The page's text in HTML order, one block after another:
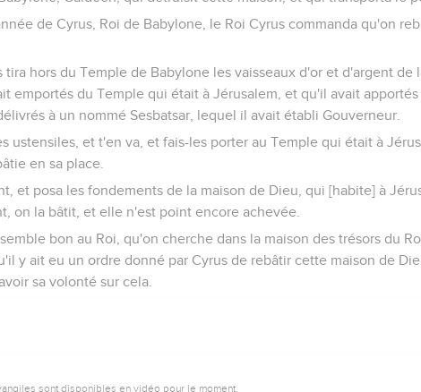
de Cyrus, Roi de Babylone, le Roi Cyrus commanda qu'on
tira hors du Temple de Babylone les vaisseaux d'or et d'argent de
emportés du Temple qui était à Jérusalem, et qu'il avait
à un nommé Sesbatsar, lequel il avait établi Gouverneur.
ustensiles, et t'en va, et fais-les porter au Temple qui était à
en sa place.
et posa les fondements de la maison de Dieu, qui [habite] à
on la bâtit, et elle n'est point encore achevée.
bon au Roi, qu'on cherche dans la maison des trésors du
y ait eu un ordre donné par Cyrus de rebâtir cette maison de
sa volonté sur cela.
sont disponibles en vidéo pour le moment.